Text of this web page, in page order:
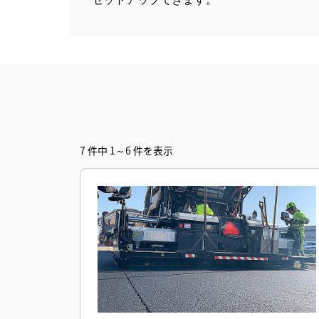
7 件中 1～6 件を表示